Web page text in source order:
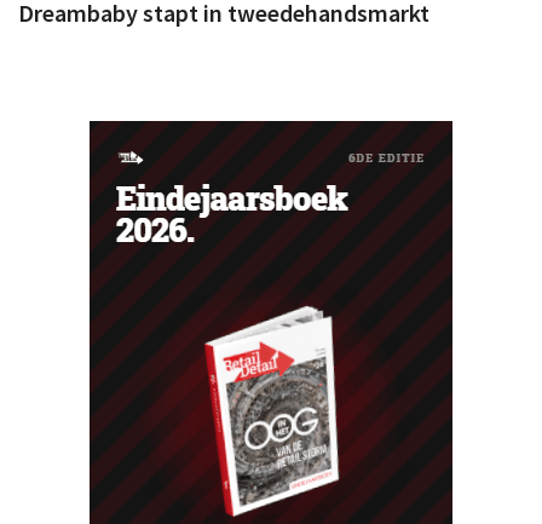
Dreambaby stapt in tweedehandsmarkt